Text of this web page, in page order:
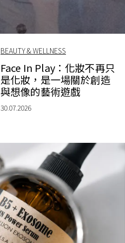
BEAUTY & WELLNESS
Face In Play：化妝不再只
是化妝，是一場關於創造
與想像的藝術遊戲
30.07.2026